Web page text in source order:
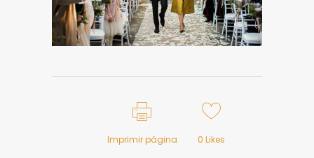
Imprimir página 0 Likes